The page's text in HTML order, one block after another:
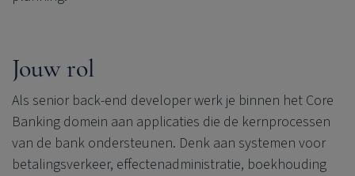
Jouw rol
Als senior back-end developer werk je binnen het Core
Banking domein aan applicaties die de kernprocessen
van de bank ondersteunen. Denk aan systemen voor
betalingsverkeer, effectenadministratie, boekhouding